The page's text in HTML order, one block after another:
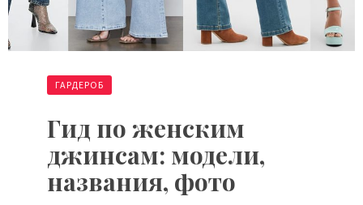
ГАРДЕРОБ
Гид по женским
джинсам: модели,
названия, фото